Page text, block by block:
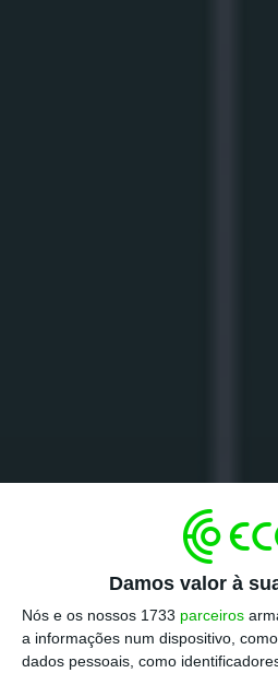
Damos valor à
Nós e os nossos 1733 parceiros
a informações num dispositivo,
dados pessoais, como